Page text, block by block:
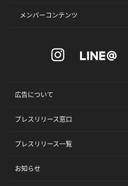
メンバーコンテンツ
広告について
プレスリリース窓口
プレスリリース一覧
お知らせ